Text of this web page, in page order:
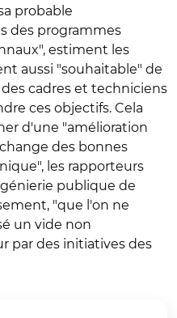
probable
des programmes
estiment les
aussi "souhaitable" de
cadres et techniciens
ces objectifs. Cela
d'une "amélioration
des bonnes
les rapporteurs
publique de
"que l'on ne
un vide non
par des initiatives des